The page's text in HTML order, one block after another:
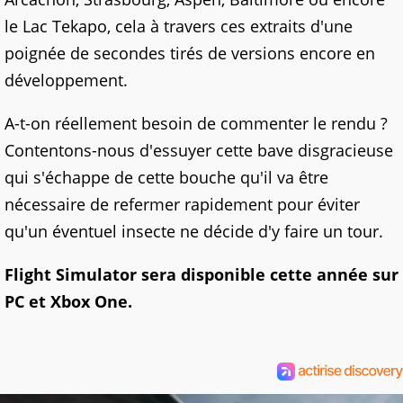
le Lac Tekapo, cela à travers ces extraits d'une
poignée de secondes tirés de versions encore en
développement.
A-t-on réellement besoin de commenter le rendu ?
Contentons-nous d'essuyer cette bave disgracieuse
qui s'échappe de cette bouche qu'il va être
nécessaire de refermer rapidement pour éviter
qu'un éventuel insecte ne décide d'y faire un tour.
Flight Simulator sera disponible cette année sur
PC et Xbox One.